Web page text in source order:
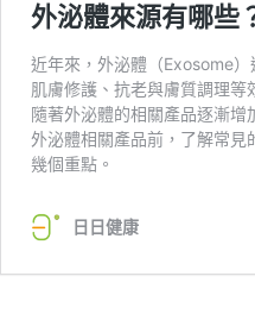
外泌體來源有哪些
近年來，外泌體（Exosome
肌膚修護、抗老與膚質調理等
隨著外泌體的相關產品逐漸
外泌體相關產品前，了解常見
幾個重點。
日日健康